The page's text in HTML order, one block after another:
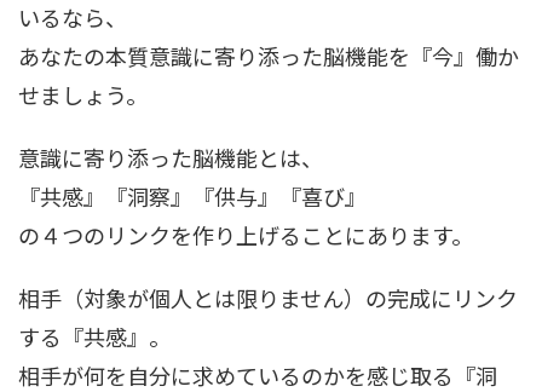
いるなら、
あなたの本質意識に寄り添った脳機能を『今』働か
せましょう。
意識に寄り添った脳機能とは、
『共感』『洞察』『供与』『喜び』
の４つのリンクを作り上げることにあります。
相手（対象が個人とは限りません）の完成にリンク
する『共感』。
相手が何を自分に求めているのかを感じ取る『洞